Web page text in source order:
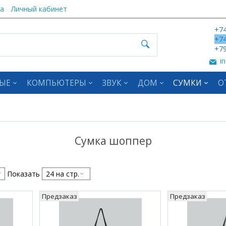
Личный кабинет
КОМПЬЮТЕРЫ ЗВУК ДОМ СУМКИ
Сумка шоппер
Показать
Предзаказ Предзаказ